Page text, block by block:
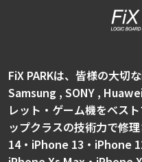
FiX PARKは、皆様の大
Samsung , SONY ,
レット・ゲーム機をベス
ップクラスの技術力で修
14・iPhone 13・iPhone